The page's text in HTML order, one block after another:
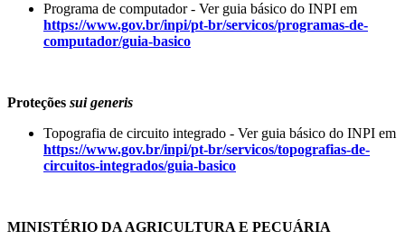
Programa de computador - Ver guia básico do INPI em
https://www.gov.br/inpi/pt-br/servicos/programas-de-
computador/guia-basico
Proteções sui generis
Topografia de circuito integrado - Ver guia básico do INPI em
https://www.gov.br/inpi/pt-br/servicos/topografias-de-
circuitos-integrados/guia-basico
MINISTÉRIO DA AGRICULTURA E PECUÁRIA